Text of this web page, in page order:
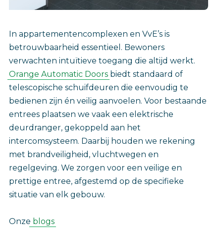
In appartementencomplexen en VvE’s is
betrouwbaarheid essentieel. Bewoners
verwachten intuïtieve toegang die altijd werkt.
Orange Automatic Doors biedt standaard of
telescopische schuifdeuren die eenvoudig te
bedienen zijn én veilig aanvoelen. Voor bestaande
entrees plaatsen we vaak een elektrische
deurdranger, gekoppeld aan het
intercomsysteem. Daarbij houden we rekening
met brandveiligheid, vluchtwegen en
regelgeving. We zorgen voor een veilige en
prettige entree, afgestemd op de specifieke
situatie van elk gebouw.
Onze blogs‎